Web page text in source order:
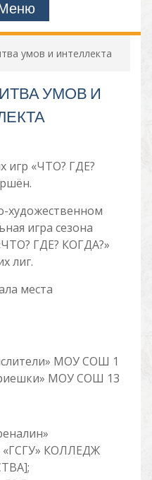
умов и интеллекта
УМОВ И
игр «ЧТО? ГДЕ?
художественном
игра сезона
ГДЕ? КОГДА?»
лиг.
места
МОУ СОШ 1
МОУ СОШ 13
КОЛЛЕДЖ